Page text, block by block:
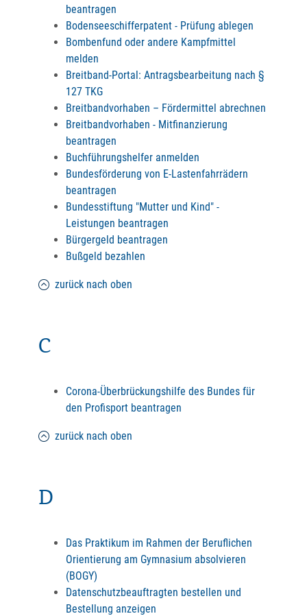
beantragen
Bodenseeschifferpatent - Prüfung ablegen
Bombenfund oder andere Kampfmittel
melden
Breitband-Portal: Antragsbearbeitung nach §
127 TKG
Breitbandvorhaben – Fördermittel abrechnen
Breitbandvorhaben - Mitfinanzierung
beantragen
Buchführungshelfer anmelden
Bundesförderung von E-Lastenfahrrädern
beantragen
Bundesstiftung "Mutter und Kind" -
Leistungen beantragen
Bürgergeld beantragen
Bußgeld bezahlen
zurück nach oben
C
Corona-Überbrückungshilfe des Bundes für
den Profisport beantragen
zurück nach oben
D
Das Praktikum im Rahmen der Beruflichen
Orientierung am Gymnasium absolvieren
(BOGY)
Datenschutzbeauftragten bestellen und
Bestellung anzeigen